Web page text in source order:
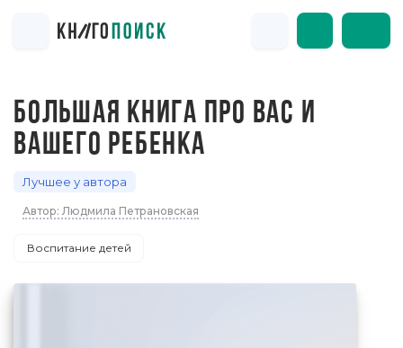
БОЛЬШАЯ КНИГА ПРО ВАС И
ВАШЕГО РЕБЕНКА
Лучшее у автора
Автор: Людмила Петрановская
Воспитание детей